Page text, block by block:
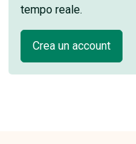
tempo reale.
Crea un account